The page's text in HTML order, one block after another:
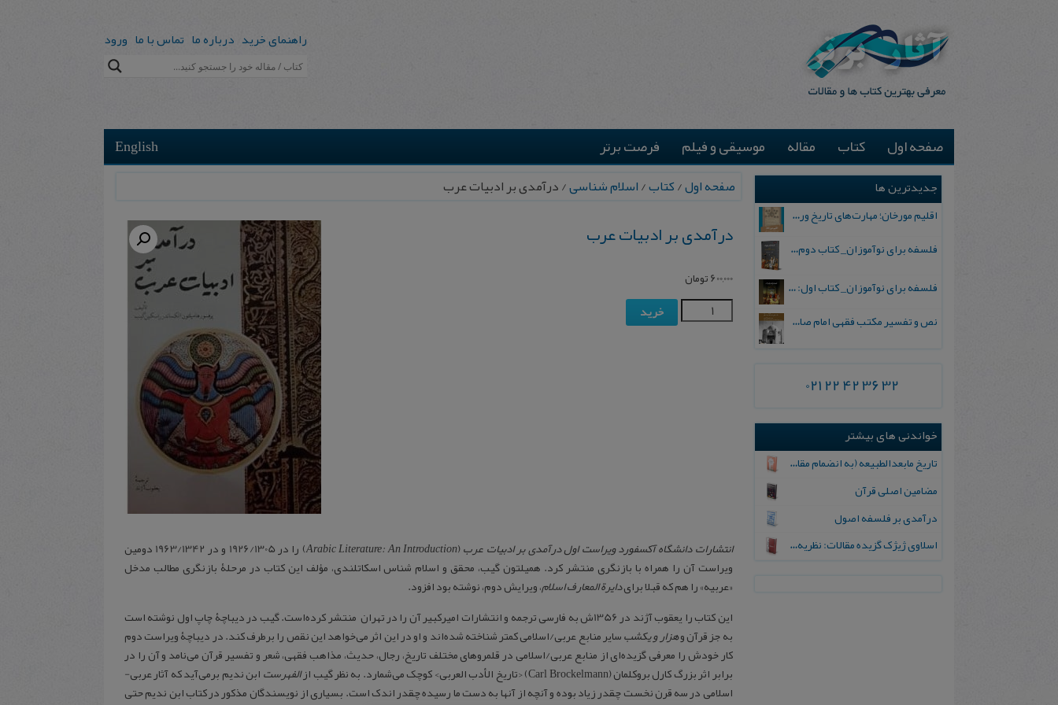
راهنمای خرید درباره ما تماس با ما ورود
English صفحه اول کتاب مقاله موسیقی و فیلم فرصت برتر
صفحه اول/کتاب/اسلام شناسی/ درآمدی بر ادبیات عرب
درآمدی بر ادبیات عرب
600,000تومان
خرید
انتشارات دانشگاه آکسفورد ویراست اول درآمدی بر ادبیات عرب(
Arabic Literature: An Introduction
) را در 1926/1305 و در 1963/1342 دومین
ویراست آن را همراه با بازنگری منتشر کرد. همیلتون گیب، محقق و اسلام شناس اسکاتلندی، مؤلف این کتاب در مرحلۀ بازنگری مطالب مدخل
«عربیه» را هم که قبلا برایدایرة المعارف اسلام، ویرایش دوم، نوشته بود افزود.
این کتاب را یعقوب آژند در 1356ش به فارسی ترجمه و انتشارات امیرکبیر آن را در تهران منتشر کرده‌است. گیب در دیباچۀ چاپ اول نوشته است
به جز قرآن وهزار و یکشبسایر منابع عربی/اسلامی کمتر شناخته شده‌اند و او در این اثر می‌خواهد این نقص را برطرف کند. در دیباچۀ ویراست دوم
کار خودش را معرفی گزیده‌ای از منابع عربی/اسلامی در قلمروهای مختلف تاریخ، رجال، حدیث، مذاهب فقهی، شعر و تفسیر قرآن می‌نامد و آن را در
برابر اثر بزرگ کارل بروکلمان (Carl Brockelmann) <تاریخ الأدب العربی> کوچک می‌شمارد. به نظر گیب از
الفهرستابن ندیم برمی‌آید که آثار عربی-
اسلامی در سه قرن نخست چقدر زیاد بوده و آنچه از آنها به دست ما رسیده چقدر اندک است. بسیاری از نویسندگان مذکور در کتاب ابن ندیم حتی
جدیدترین ها
اقلیم مورخان؛ مهارت‌های تاریخ ورزی علمی
فلسفه برای نوآموزان_ کتاب دوم: پرسش درباره واقعیت و معرفت
فلسفه برای نوآموزان_ کتاب اول: تردید در باورهای رایج
نص و تفسیر مکتب فقهی امام صادق علیه السلام
021 22 42 36 32
خواندنی های بیشتر
تاریخ مابعدالطبیعه (به انضمام مقالاتی دیگر)
مضامین اصلی قرآن
درآمدی بر فلسفه اصول
اسلاوی‌ ژیژک‌ گزیده‌ مقالات‌: نظریه‌، سیاست‌، دین